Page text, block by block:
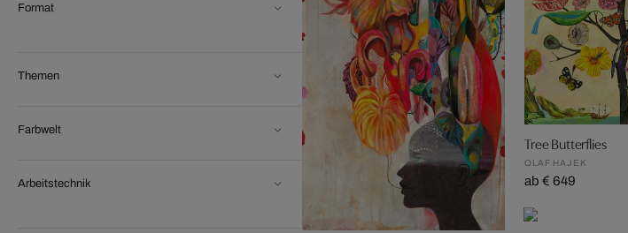
Format
Themen
Farbwelt
Arbeitstechnik
Tree Butterflies
OLAF HAJEK
ab € 649